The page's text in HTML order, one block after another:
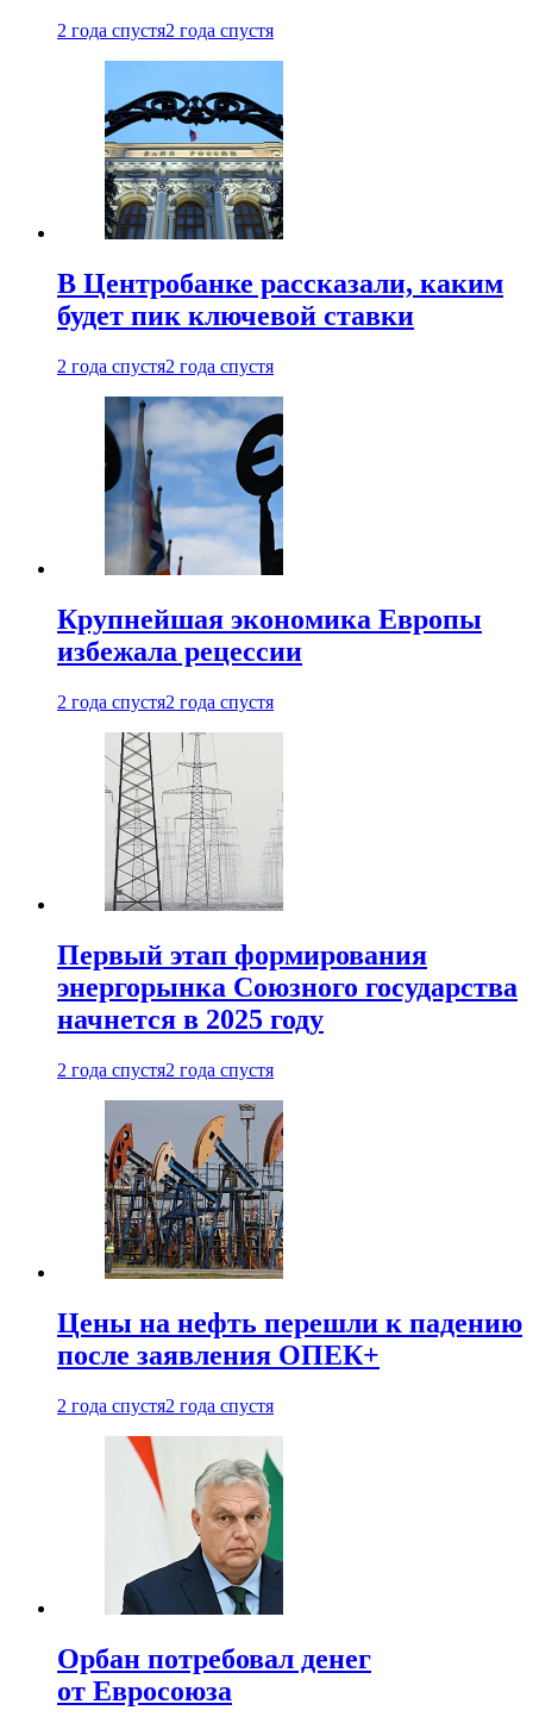
2 года спустя2 года спустя
В Центробанке рассказали, каким
будет пик ключевой ставки
2 года спустя2 года спустя
Крупнейшая экономика Европы
избежала рецессии
2 года спустя2 года спустя
Первый этап формирования
энергорынка Союзного государства
начнется в 2025 году
2 года спустя2 года спустя
Цены на нефть перешли к падению
после заявления ОПЕК+
2 года спустя2 года спустя
Орбан потребовал денег
от Евросоюза